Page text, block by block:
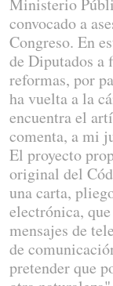
Ministerio
convocado a
Congreso. En
de Diputados a
reformas, por
ha vuelta a la
encuentra el
comenta, a mi
El proyecto
original del
una carta,
electrónica,
mensajes de
de
pretender que